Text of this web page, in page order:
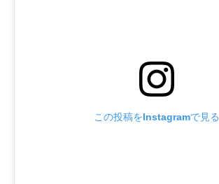
この投稿をInstagramで見る